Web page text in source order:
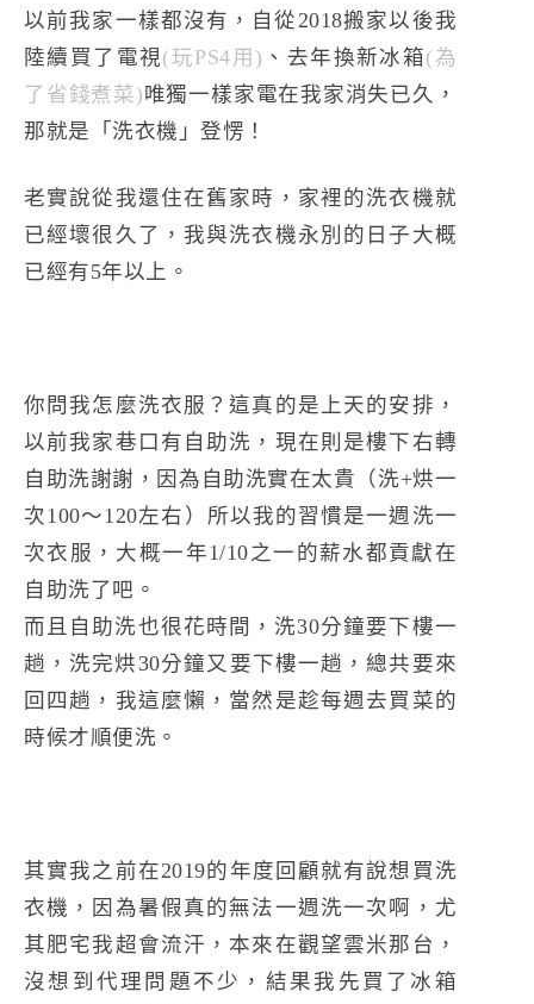
以前我家一樣都沒有，自從2018搬家以後我
陸續買了電視(玩PS4用) 、去年換新冰箱(為
了省錢煮菜)唯獨一樣家電在我家消失已久，
那就是「洗衣機」登愣！
老實說從我還住在舊家時，家裡的洗衣機就
已經壞很久了，我與洗衣機永別的日子大概
已經有5年以上。
你問我怎麼洗衣服？這真的是上天的安排，
以前我家巷口有自助洗，現在則是樓下右轉
自助洗謝謝，因為自助洗實在太貴（洗+烘一
次100～120左右）所以我的習慣是一週洗一
次衣服，大概一年1/10之一的薪水都貢獻在
自助洗了吧。
而且自助洗也很花時間，洗30分鐘要下樓一
趟，洗完烘30分鐘又要下樓一趟，總共要來
回四趟，我這麼懶，當然是趁每週去買菜的
時候才順便洗。
其實我之前在2019的年度回顧就有說想買洗
衣機，因為暑假真的無法一週洗一次啊，尤
其肥宅我超會流汗，本來在觀望雲米那台，
沒想到代理問題不少，結果我先買了冰箱